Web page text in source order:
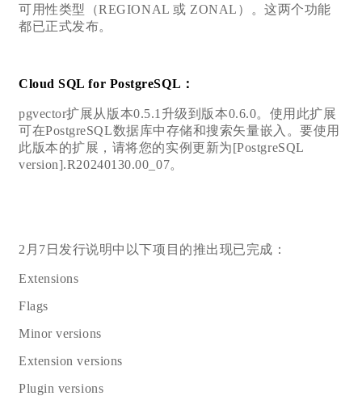
可用性类型（REGIONAL 或 ZONAL）。这两个功能
都已正式发布。
Cloud SQL for PostgreSQL：
pgvector扩展从版本0.5.1升级到版本0.6.0。使用此扩展
可在PostgreSQL数据库中存储和搜索矢量嵌入。要使用
此版本的扩展，请将您的实例更新为[PostgreSQL
version].R20240130.00_07。
2月7日发行说明中以下项目的推出现已完成：
Extensions
Flags
Minor versions
Extension versions
Plugin versions